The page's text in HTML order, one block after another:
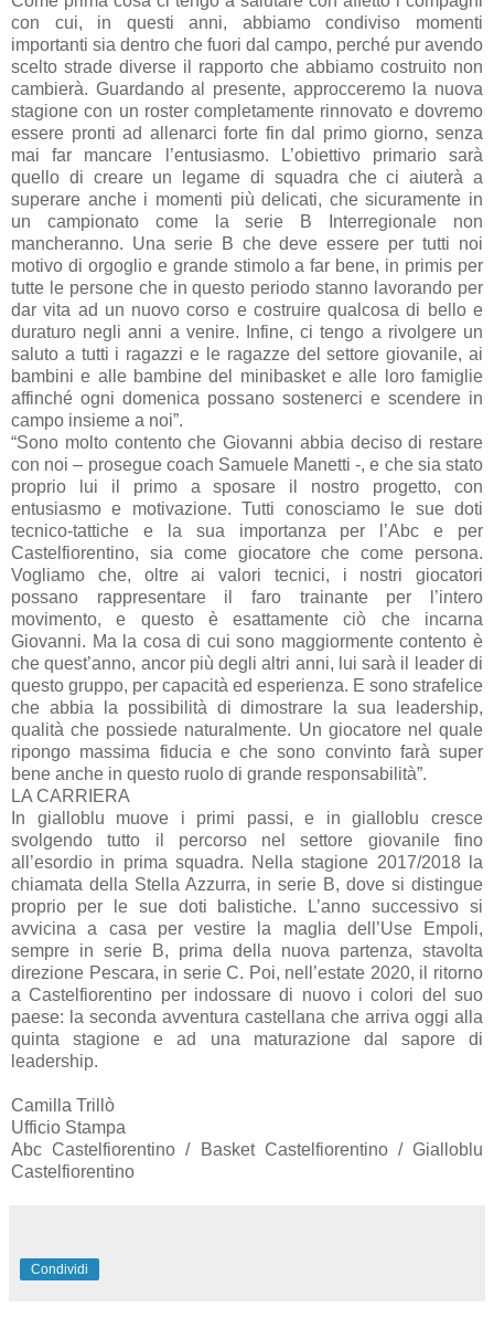
con cui, in questi anni, abbiamo condiviso momenti
importanti sia dentro che fuori dal campo, perché pur avendo
scelto strade diverse il rapporto che abbiamo costruito non
cambierà. Guardando al presente, approcceremo la nuova
stagione con un roster completamente rinnovato e dovremo
essere pronti ad allenarci forte fin dal primo giorno, senza
mai far mancare l’entusiasmo. L’obiettivo primario sarà
quello di creare un legame di squadra che ci aiuterà a
superare anche i momenti più delicati, che sicuramente in
un campionato come la serie B Interregionale non
mancheranno. Una serie B che deve essere per tutti noi
motivo di orgoglio e grande stimolo a far bene, in primis per
tutte le persone che in questo periodo stanno lavorando per
dar vita ad un nuovo corso e costruire qualcosa di bello e
duraturo negli anni a venire. Infine, ci tengo a rivolgere un
saluto a tutti i ragazzi e le ragazze del settore giovanile, ai
bambini e alle bambine del minibasket e alle loro famiglie
affinché ogni domenica possano sostenerci e scendere in
campo insieme a noi”.
“Sono molto contento che Giovanni abbia deciso di restare
con noi – prosegue coach Samuele Manetti -, e che sia stato
proprio lui il primo a sposare il nostro progetto, con
entusiasmo e motivazione. Tutti conosciamo le sue doti
tecnico-tattiche e la sua importanza per l’Abc e per
Castelfiorentino, sia come giocatore che come persona.
Vogliamo che, oltre ai valori tecnici, i nostri giocatori
possano rappresentare il faro trainante per l’intero
movimento, e questo è esattamente ciò che incarna
Giovanni. Ma la cosa di cui sono maggiormente contento è
che quest’anno, ancor più degli altri anni, lui sarà il leader di
questo gruppo, per capacità ed esperienza. E sono strafelice
che abbia la possibilità di dimostrare la sua leadership,
qualità che possiede naturalmente. Un giocatore nel quale
ripongo massima fiducia e che sono convinto farà super
bene anche in questo ruolo di grande responsabilità”.
LA CARRIERA
In gialloblu muove i primi passi, e in gialloblu cresce
svolgendo tutto il percorso nel settore giovanile fino
all’esordio in prima squadra. Nella stagione 2017/2018 la
chiamata della Stella Azzurra, in serie B, dove si distingue
proprio per le sue doti balistiche. L’anno successivo si
avvicina a casa per vestire la maglia dell’Use Empoli,
sempre in serie B, prima della nuova partenza, stavolta
direzione Pescara, in serie C. Poi, nell’estate 2020, il ritorno
a Castelfiorentino per indossare di nuovo i colori del suo
paese: la seconda avventura castellana che arriva oggi alla
quinta stagione e ad una maturazione dal sapore di
leadership.
Camilla Trillò
Ufficio Stampa
Abc Castelfiorentino / Basket Castelfiorentino / Gialloblu
Castelfiorentino
Condividi